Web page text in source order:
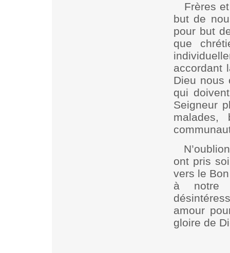
Frères
but de
pour but
que
accordant
Dieu
qui
Seigneur
malades,
ont pris
vers le
à notre
amour
gloire de